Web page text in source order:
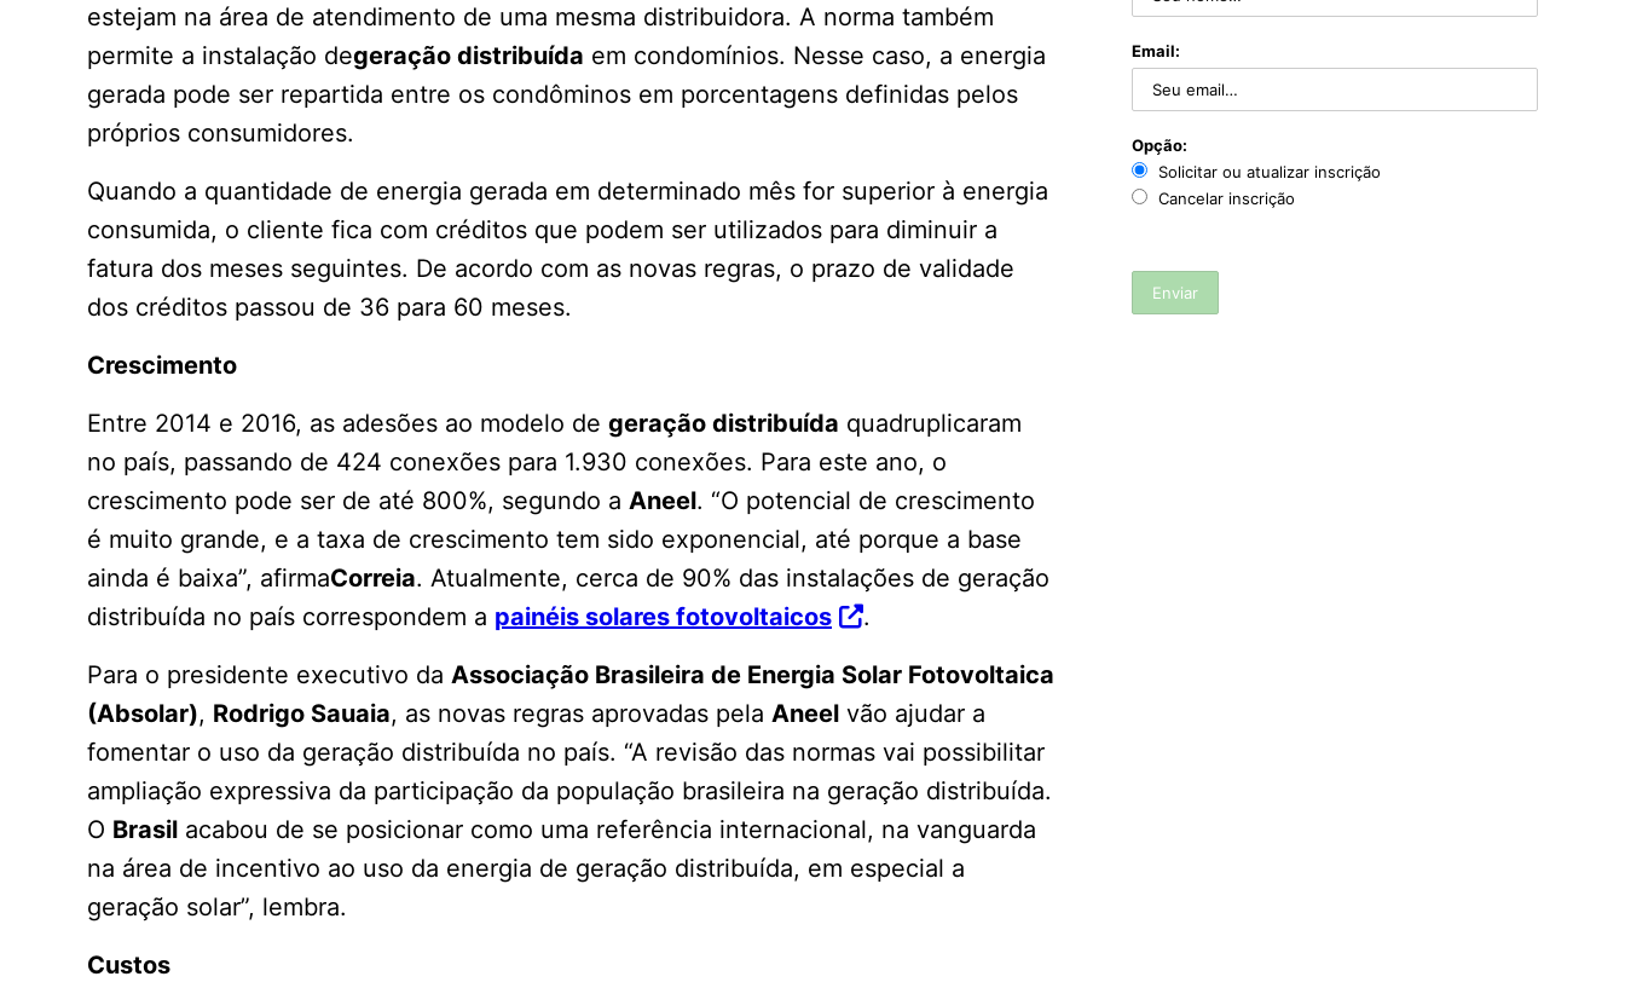
estejam na área de atendimento de uma mesma distribuidora. A norma também
permite a instalação degeração distribuída em condomínios. Nesse caso, a energia
gerada pode ser repartida entre os condôminos em porcentagens definidas pelos
próprios consumidores.
Quando a quantidade de energia gerada em determinado mês for superior à energia
consumida, o cliente fica com créditos que podem ser utilizados para diminuir a
fatura dos meses seguintes. De acordo com as novas regras, o prazo de validade
dos créditos passou de 36 para 60 meses.
Crescimento
Entre 2014 e 2016, as adesões ao modelo de geração distribuída quadruplicaram
no país, passando de 424 conexões para 1.930 conexões. Para este ano, o
crescimento pode ser de até 800%, segundo a Aneel. “O potencial de crescimento
é muito grande, e a taxa de crescimento tem sido exponencial, até porque a base
ainda é baixa”, afirmaCorreia. Atualmente, cerca de 90% das instalações de geração
distribuída no país correspondem a painéis solares fotovoltaicos
.
Para o presidente executivo da Associação Brasileira de Energia Solar Fotovoltaica
(Absolar), Rodrigo Sauaia, as novas regras aprovadas pela Aneel vão ajudar a
fomentar o uso da geração distribuída no país. “A revisão das normas vai possibilitar
ampliação expressiva da participação da população brasileira na geração distribuída.
O Brasil acabou de se posicionar como uma referência internacional, na vanguarda
na área de incentivo ao uso da energia de geração distribuída, em especial a
geração solar”, lembra.
Custos
Email:
Opção:
Solicitar ou atualizar inscrição
Cancelar inscrição